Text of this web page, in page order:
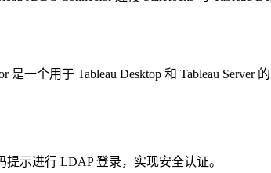
是一个用于 Tableau Desktop 和 Tableau
示进行 LDAP 登录，实现安全认证。